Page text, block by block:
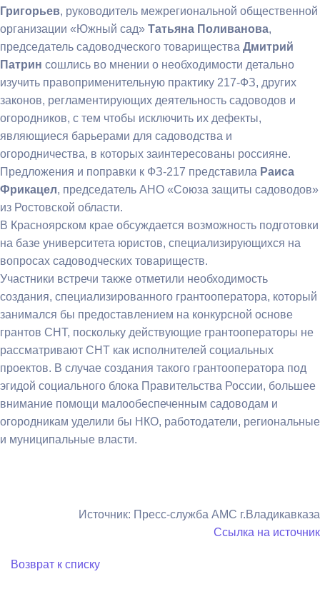
Григорьев, руководитель межрегиональной общественной
организации «Южный сад» Татьяна Поливанова,
председатель садоводческого товарищества Дмитрий
Патрин сошлись во мнении о необходимости детально
изучить правоприменительную практику 217-ФЗ, других
законов, регламентирующих деятельность садоводов и
огородников, с тем чтобы исключить их дефекты,
являющиеся барьерами для садоводства и
огородничества, в которых заинтересованы россияне.
Предложения и поправки к ФЗ-217 представила Раиса
Фрикацел, председатель АНО «Союза защиты садоводов»
из Ростовской области.
В Красноярском крае обсуждается возможность подготовки
на базе университета юристов, специализирующихся на
вопросах садоводческих товариществ.
Участники встречи также отметили необходимость
создания, специализированного грантооператора, который
занимался бы предоставлением на конкурсной основе
грантов СНТ, поскольку действующие грантооператоры не
рассматривают СНТ как исполнителей социальных
проектов. В случае создания такого грантооператора под
эгидой социального блока Правительства России, большее
внимание помощи малообеспеченным садоводам и
огородникам уделили бы НКО, работодатели, региональные
и муниципальные власти.
Источник: Пресс-служба АМС г.Владикавказа
Ссылка на источник
Возврат к списку